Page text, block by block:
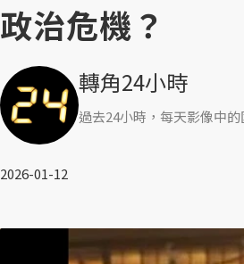
政治危機？
轉角24小時
過去24小時，每天影像中的
2026-01-12